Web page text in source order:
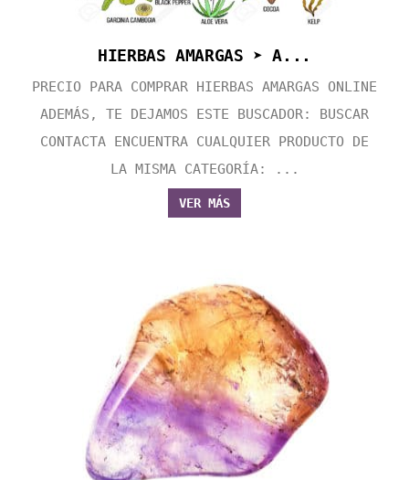
HIERBAS AMARGAS ➤ A...
PRECIO PARA COMPRAR HIERBAS AMARGAS ONLINE
ADEMÁS, TE DEJAMOS ESTE BUSCADOR: BUSCAR
CONTACTA ENCUENTRA CUALQUIER PRODUCTO DE
LA MISMA CATEGORÍA: ...
VER MÁS